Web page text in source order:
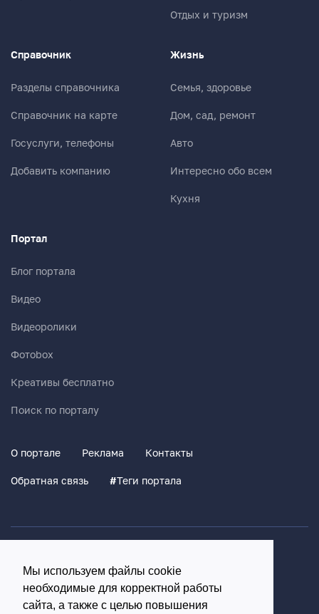
Мы используем файлы cookie
необходимые для корректной работы
сайта, а также с целью повышения
Отдых и туризм
Справочник
Разделы справочника
Справочник на карте
Госуслуги, телефоны
Добавить компанию
Жизнь
Семья, здоровье
Дом, сад, ремонт
Авто
Интересно обо всем
Кухня
Портал
Блог портала
Видео
Видеоролики
Фотоbox
Креативы бесплатно
Поиск по порталу
О портале Реклама Контакты
Обратная связь #Теги портала
Согласие на обработку персональных данных
16+